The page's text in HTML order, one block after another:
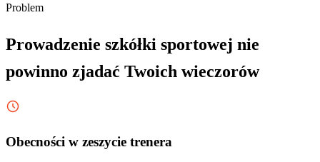
Problem
Prowadzenie szkółki sportowej nie
powinno zjadać Twoich wieczorów
Obecności w zeszycie trenera